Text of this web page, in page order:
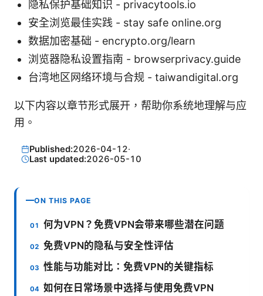
隐私保护基础知识 - privacytools.io
安全浏览最佳实践 - stay safe online.org
数据加密基础 - encrypto.org/learn
浏览器隐私设置指南 - browserprivacy.guide
台湾地区网络环境与合规 - taiwandigital.org
以下内容以章节形式展开，帮助你系统地理解与应
用。
Published:2026-04-12·
Last updated:2026-05-10
ON THIS PAGE
何为VPN？免费VPN会带来哪些潜在问题
免费VPN的隐私与安全性评估
性能与功能对比：免费VPN的关键指标
如何在日常场景中选择与使用免费VPN